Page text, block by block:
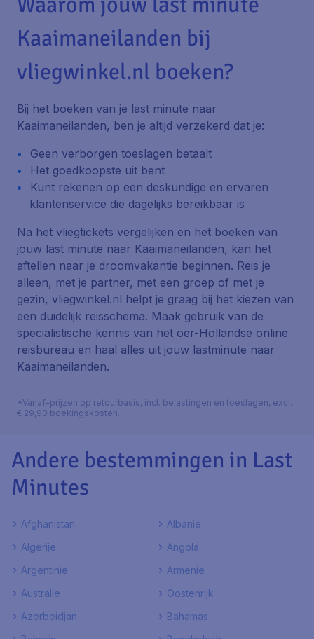
Kaaimaneilanden bij
vliegwinkel.nl boeken?
Bij het boeken van je last minute naar
Kaaimaneilanden, ben je altijd verzekerd dat je:
Geen verborgen toeslagen betaalt
Het goedkoopste uit bent
Kunt rekenen op een deskundige en ervaren
klantenservice die dagelijks bereikbaar is
Na het vliegtickets vergelijken en het boeken van
jouw last minute naar Kaaimaneilanden, kan het
aftellen naar je droomvakantie beginnen. Reis je
alleen, met je partner, met een groep of met je
gezin, vliegwinkel.nl helpt je graag bij het kiezen van
een duidelijk reisschema. Maak gebruik van de
specialistische kennis van het oer-Hollandse online
reisbureau en haal alles uit jouw lastminute naar
Kaaimaneilanden.
*Vanaf-prijzen op retourbasis, incl. belastingen en toeslagen, excl.
€ 29,90 boekingskosten.
Andere bestemmingen in Last
Minutes
Afghanistan
Albanie
Algerije
Angola
Argentinie
Armenie
Australie
Oostenrijk
Azerbeidjan
Bahamas